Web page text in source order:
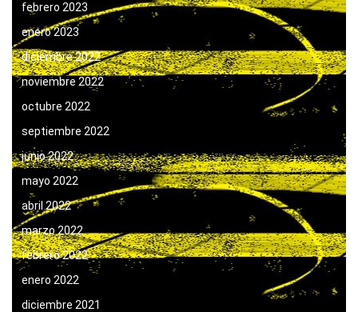
febrero 2023
enero 2023
diciembre 2022
noviembre 2022
octubre 2022
septiembre 2022
junio 2022
mayo 2022
abril 2022
marzo 2022
febrero 2022
enero 2022
diciembre 2021